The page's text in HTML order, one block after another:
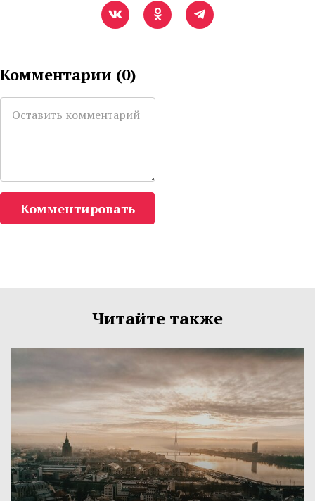
Комментарии (0)
Комментировать
Читайте также